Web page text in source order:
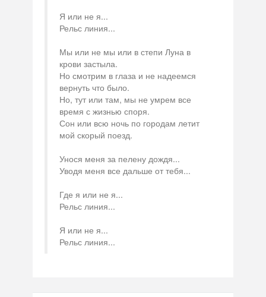
Я или не я...
Рельс линия...
Мы или не мы или в степи Луна в
крови застыла.
Но смотрим в глаза и не надеемся
вернуть что было.
Но, тут или там, мы не умрем все
время с жизнью споря.
Сон или всю ночь по городам летит
мой скорый поезд.
Унося меня за пелену дождя...
Уводя меня все дальше от тебя...
Где я или не я...
Рельс линия...
Я или не я...
Рельс линия...